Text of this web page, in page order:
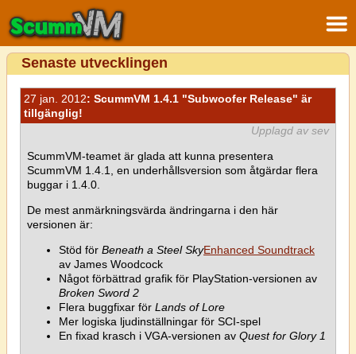
Senaste utvecklingen
27 jan. 2012: ScummVM 1.4.1 "Subwoofer Release" är
tillgänglig!
Upplagd av sev
ScummVM-teamet är glada att kunna presentera
ScummVM 1.4.1, en underhållsversion som åtgärdar flera
buggar i 1.4.0.
De mest anmärkningsvärda ändringarna i den här
versionen är:
Stöd för Beneath a Steel SkyEnhanced Soundtrack
av James Woodcock
Något förbättrad grafik för PlayStation-versionen av
Broken Sword 2
Flera buggfixar för Lands of Lore
Mer logiska ljudinställningar för SCI-spel
En fixad krasch i VGA-versionen av Quest for Glory 1